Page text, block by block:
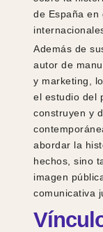
de España en
Además de
autor de
y marketing,
el estudio del
construyen y
abordar la
hechos, sino
imagen
comunicativa